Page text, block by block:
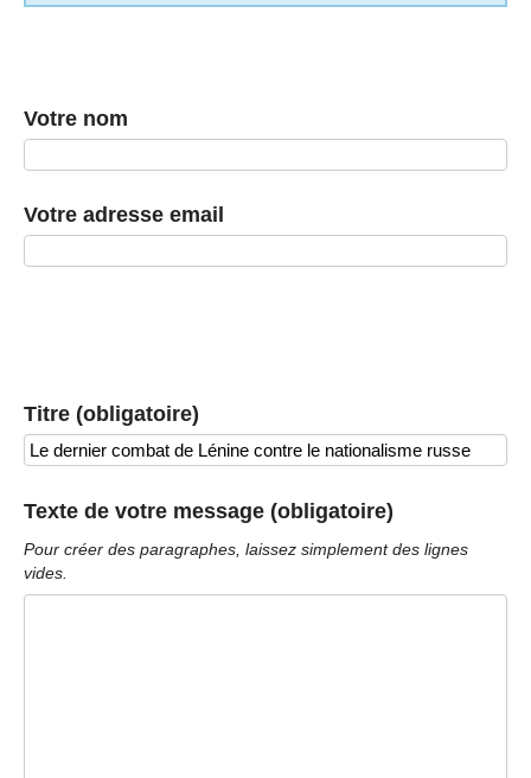
Votre nom
Votre adresse email
Titre (obligatoire)
Texte de votre message (obligatoire)
Pour créer des paragraphes, laissez simplement des lignes
vides.